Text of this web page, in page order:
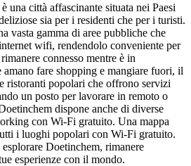
una città affascinante situata nei Paesi
sia per i residenti che per i turisti.
vasta gamma di aree pubbliche che
wifi, rendendolo conveniente per
connesso mentre è in
fare shopping e mangiare fuori, il
ristoranti popolari che offrono servizi
un posto per lavorare in remoto o
dispone anche di diverse
con Wi-Fi gratuito. Una mappa
i luoghi popolari con Wi-Fi gratuito.
Doetinchem, rimanere
esperienze con il mondo.